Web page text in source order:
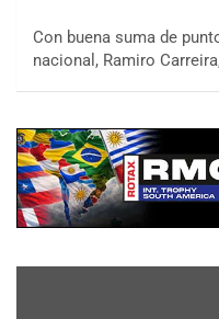
Con buena suma de
nacional, Ramiro